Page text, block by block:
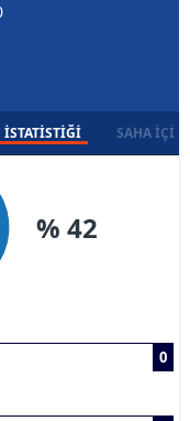
İSTATISTIĞI SAHA İÇI
% 42
0